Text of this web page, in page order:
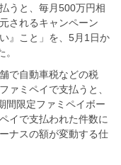
うと、毎月500万円相
されるキャンペーン
』こと」を、5月1日か
で自動車税などの税
ァミペイで支払うと、
間限定ファミペイボー
イで支払われた件数に
ナスの額が変動する仕